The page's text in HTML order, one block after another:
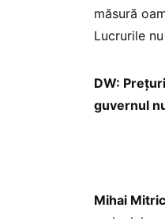
măsură
Lucrurile
DW:
guvernul
Mihai